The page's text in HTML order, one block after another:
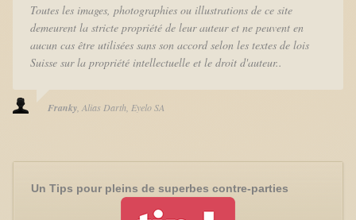
Toutes les images, photographies ou illustrations de ce site
demeurent la stricte propriété de leur auteur et ne peuvent en
aucun cas être utilisées sans son accord selon les textes de lois
Suisse sur la propriété intellectuelle et le droit d'auteur..
Franky Alias Darth Eyelo SA
Un Tips pour pleins de superbes contre-parties